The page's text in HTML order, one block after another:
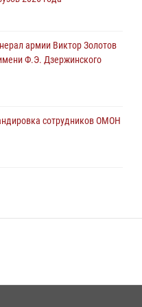
армии Виктор Золотов
Ф.Э. Дзержинского
сотрудников ОМОН
летию Центрального